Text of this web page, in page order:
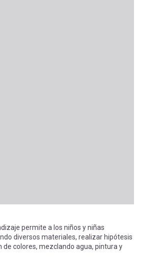
permite a los niños y niñas
diversos materiales, realizar hipótesis
colores, mezclando agua, pintura y